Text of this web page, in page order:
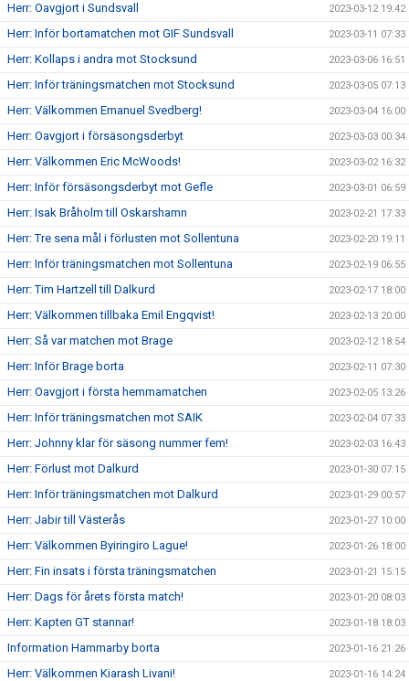
Herr: Oavgjort i Sundsvall 2023-03-12 19:42
Herr: Inför bortamatchen mot GIF Sundsvall 2023-03-11 07:33
Herr: Kollaps i andra mot Stocksund 2023-03-06 16:51
Herr: Inför träningsmatchen mot Stocksund 2023-03-05 07:13
Herr: Välkommen Emanuel Svedberg! 2023-03-04 16:00
Herr: Oavgjort i försäsongsderbyt 2023-03-03 00:34
Herr: Välkommen Eric McWoods! 2023-03-02 16:32
Herr: Inför försäsongsderbyt mot Gefle 2023-03-01 06:59
Herr: Isak Bråholm till Oskarshamn 2023-02-21 17:33
Herr: Tre sena mål i förlusten mot Sollentuna 2023-02-20 19:11
Herr: Inför träningsmatchen mot Sollentuna 2023-02-19 06:55
Herr: Tim Hartzell till Dalkurd 2023-02-17 18:00
Herr: Välkommen tillbaka Emil Engqvist! 2023-02-13 20:00
Herr: Så var matchen mot Brage 2023-02-12 18:54
Herr: Inför Brage borta 2023-02-11 07:30
Herr: Oavgjort i första hemmamatchen 2023-02-05 13:26
Herr: Inför träningsmatchen mot SAIK 2023-02-04 07:33
Herr: Johnny klar för säsong nummer fem! 2023-02-03 16:43
Herr: Förlust mot Dalkurd 2023-01-30 07:15
Herr: Inför träningsmatchen mot Dalkurd 2023-01-29 00:57
Herr: Jabir till Västerås 2023-01-27 10:00
Herr: Välkommen Byiringiro Lague! 2023-01-26 18:00
Herr: Fin insats i första träningsmatchen 2023-01-21 15:15
Herr: Dags för årets första match! 2023-01-20 08:03
Herr: Kapten GT stannar! 2023-01-18 18:03
Information Hammarby borta 2023-01-16 21:26
Herr: Välkommen Kiarash Livani! 2023-01-16 14:24